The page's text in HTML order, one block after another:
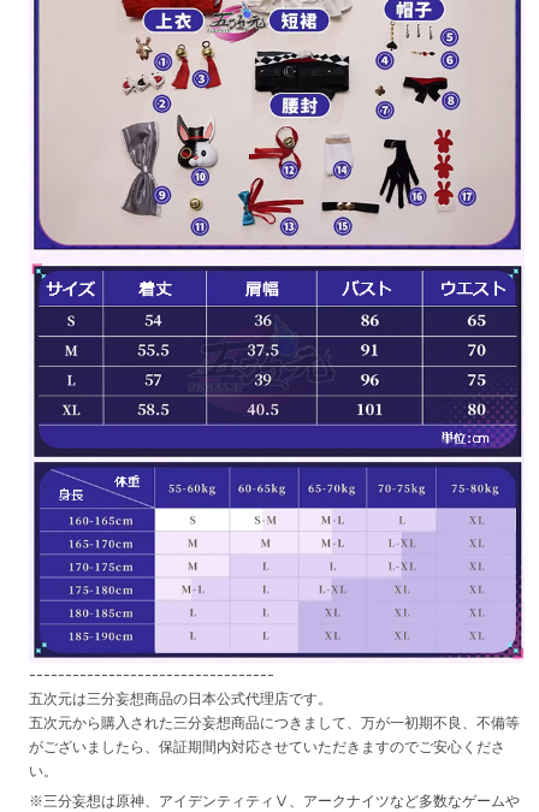
----------------------------------
五次元は三分妄想商品の日本公式代理店です。
五次元から購入された三分妄想商品につきまして、万が一初期不良、不備等
がございましたら、保証期間内対応させていただきますのでご安心くださ
い。
※三分妄想は原神、アイデンティティⅤ、アークナイツなど多数なゲームや